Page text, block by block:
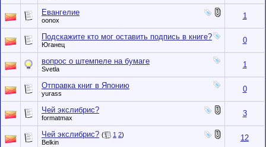
Евангелие
oonox 1
Подскажите кто мог оставить подпись в книге?
Юганец 0
вопрос о штемпеле на бумаге
Svetla 1
Отправка книг в Японию
yurass 0
Чей экслибрис?
formatmax 3
Чей экслибрис? ( 1 2)
Belkin
12